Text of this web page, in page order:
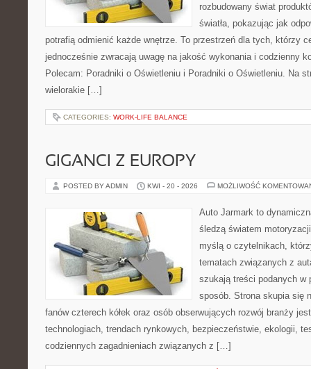
rozbudowany świat
światła, pokazując jak
potrafią odmienić każde wnętrze. To przestrzeń dla tych, którzy
jednocześnie zwracają uwagę na jakość wykonania i codzienny
Polecam: Poradniki o Oświetleniu i Poradniki o Oświetleniu. Na
wielorakie […]
CATEGORIES: WORK-LIFE BALANCE
GIGANCI Z EUROPY
POSTED BY ADMIN KWI - 20 - 2026 MOŻLIWOŚĆ
Auto Jarmark to
śledzą światem
myślą o czytelnikach,
tematach związanych z
szukają treści podanych w
sposób. Strona skupia się
fanów czterech kółek oraz osób obserwujących rozwój branży
technologiach, trendach rynkowych, bezpieczeństwie, ekologii,
codziennych zagadnieniach związanych z […]